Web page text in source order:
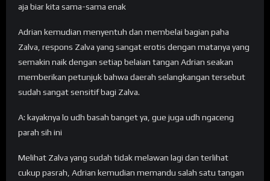
aja biar kita sama-sama enak
Adrian kemudian menyentuh dan membelai bagian paha
Zalva, respons Zalva yang sangat erotis dengan matanya yang
semakin naik dengan setiap belaian tangan Adrian seakan
memberikan petunjuk bahwa daerah selangkangan tersebut
sudah sangat sensitif bagi Zalva.
A: kayaknya lo udh basah banget ya, gue juga udh ngaceng
parah sih ini
Melihat Zalva yang sudah tidak melawan lagi dan terlihat
cukup pasrah, Adrian kemudian memandu salah satu tangan